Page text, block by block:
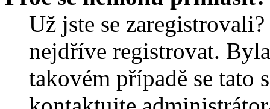
Už jste se
nejdříve registrovat.
takovém případě se tato